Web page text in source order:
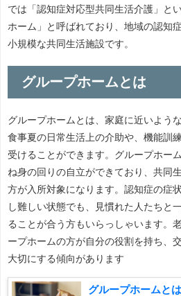
では「認知症対応型共同生活介護」と
ホーム」と呼ばれており、地域の認知
小規模な共同生活施設です。
グループホームとは
グループホームとは、家庭に近いよう
食事夏の日常生活上の介助や、機能訓
受けることができます。グループホー
ね身の回りの自立ができており、共同
方が入所対象になります。認知症の症
し難しい状態でも、見慣れた人たちと
ることが合う方もいらっしゃいます。
ープホームの方が自分の役割を持ち、
大切にする傾向があります
グループホームと